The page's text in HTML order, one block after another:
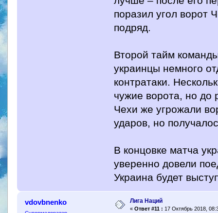
поразил угол ворот
подряд.
Второй тайм
украинцы немного
контратаки.
чужие ворота, но до
Чехи же угрожали
ударов, но
В концовке матча
уверенно довели
Украина будет
vdovbnenko Лига Наций
« Ответ #11 : 17 Октябрь 2018,